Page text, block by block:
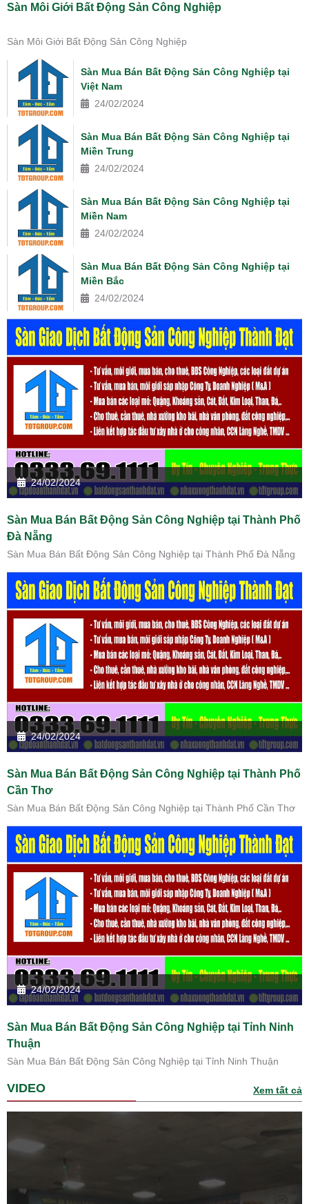
Sàn Môi Giới Bất Động Sản Công Nghiệp
Sàn Môi Giới Bất Động Sản Công Nghiệp
Sàn Mua Bán Bất Động Sản Công Nghiệp tại
Việt Nam
24/02/2024
Sàn Mua Bán Bất Động Sản Công Nghiệp tại
Miền Trung
24/02/2024
Sàn Mua Bán Bất Động Sản Công Nghiệp tại
Miền Nam
24/02/2024
Sàn Mua Bán Bất Động Sản Công Nghiệp tại
Miền Bắc
24/02/2024
24/02/2024
Sàn Mua Bán Bất Động Sản Công Nghiệp tại Thành Phố
Đà Nẵng
Sàn Mua Bán Bất Động Sản Công Nghiệp tại Thành Phố Đà Nẵng
24/02/2024
Sàn Mua Bán Bất Động Sản Công Nghiệp tại Thành Phố
Cần Thơ
Sàn Mua Bán Bất Động Sản Công Nghiệp tại Thành Phố Cần Thơ
24/02/2024
Sàn Mua Bán Bất Động Sản Công Nghiệp tại Tỉnh Ninh
Thuận
Sàn Mua Bán Bất Động Sản Công Nghiệp tại Tỉnh Ninh Thuận
VIDEO Xem tất cả